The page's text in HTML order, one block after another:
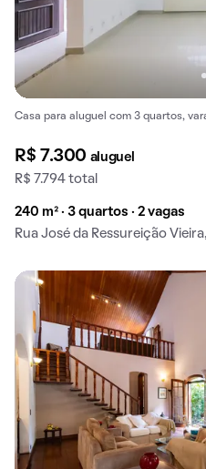
Casa para aluguel com 3 quartos,
R$ 7.300 aluguel
R$ 7.794 total
240 m² · 3 quartos · 2 vagas
Rua José da Ressureição